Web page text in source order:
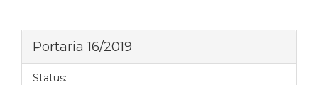
Portaria 16/2019
Status: